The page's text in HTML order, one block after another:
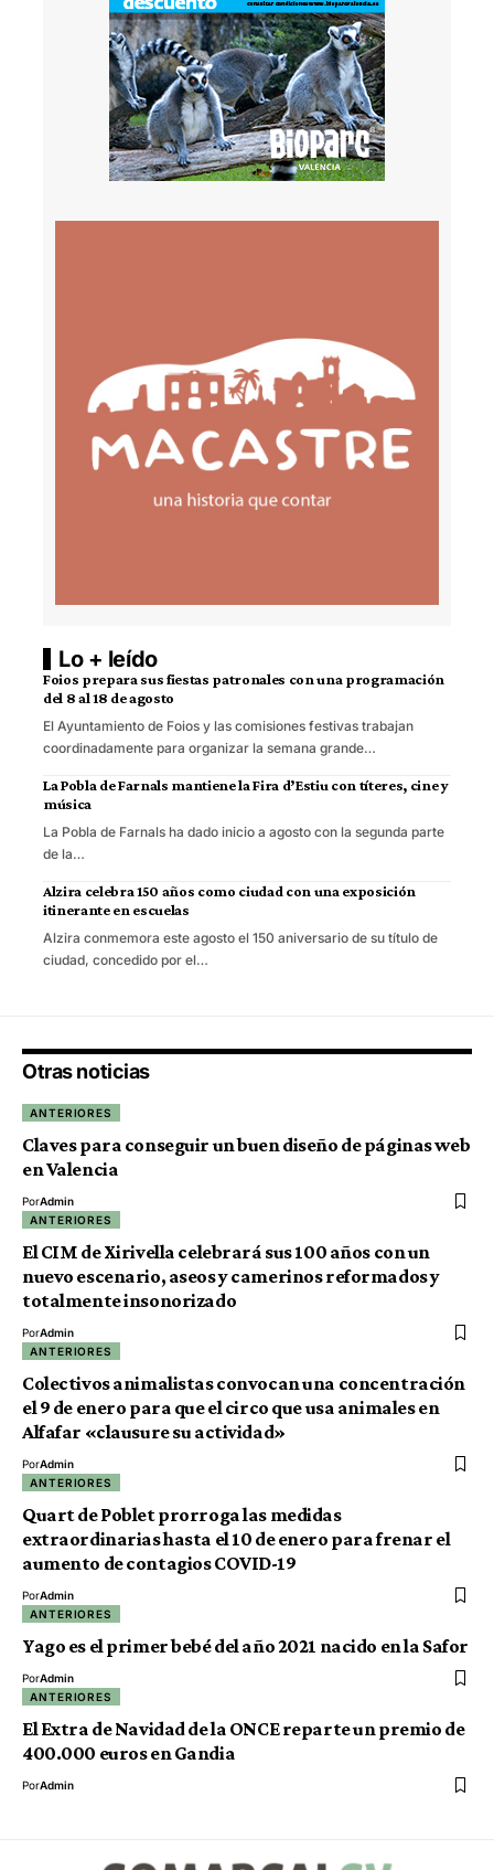
Lo + leído
Foios prepara sus fiestas patronales con una programación
del 8 al 18 de agosto
El Ayuntamiento de Foios y las comisiones festivas trabajan
coordinadamente para organizar la semana grande…
La Pobla de Farnals mantiene la Fira d’Estiu con títeres, cine y
música
La Pobla de Farnals ha dado inicio a agosto con la segunda parte
de la…
Alzira celebra 150 años como ciudad con una exposición
itinerante en escuelas
Alzira conmemora este agosto el 150 aniversario de su título de
ciudad, concedido por el…
Otras noticias
ANTERIORES
Claves para conseguir un buen diseño de páginas web
en Valencia
PorAdmin
ANTERIORES
El CIM de Xirivella celebrará sus 100 años con un
nuevo escenario, aseos y camerinos reformados y
totalmente insonorizado
PorAdmin
ANTERIORES
Colectivos animalistas convocan una concentración
el 9 de enero para que el circo que usa animales en
Alfafar «clausure su actividad»
PorAdmin
ANTERIORES
Quart de Poblet prorroga las medidas
extraordinarias hasta el 10 de enero para frenar el
aumento de contagios COVID-19
PorAdmin
ANTERIORES
Yago es el primer bebé del año 2021 nacido en la Safor
PorAdmin
ANTERIORES
El Extra de Navidad de la ONCE reparte un premio de
400.000 euros en Gandia
PorAdmin